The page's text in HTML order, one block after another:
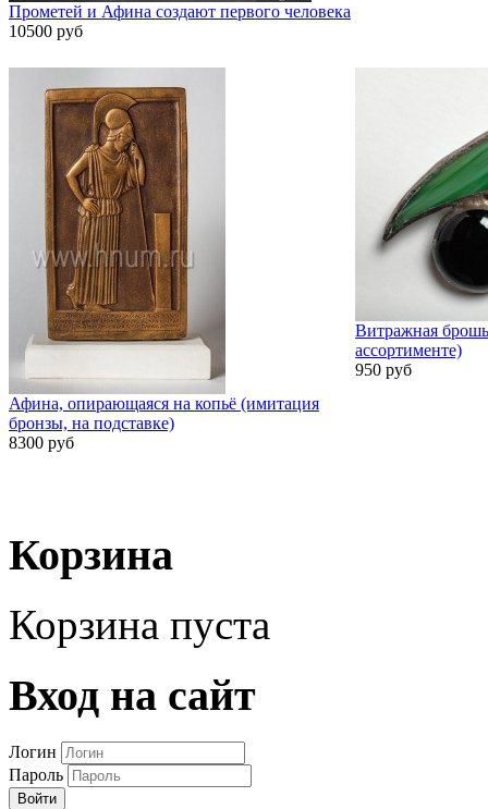
Прометей и Афина создают первого человека
10500 руб
Афина, опирающаяся на копьё (имитация
бронзы, на подставке)
8300 руб
Витражная
ассортименте)
950 руб
Корзина
Корзина пуста
Вход на сайт
Логин
Пароль
Войти